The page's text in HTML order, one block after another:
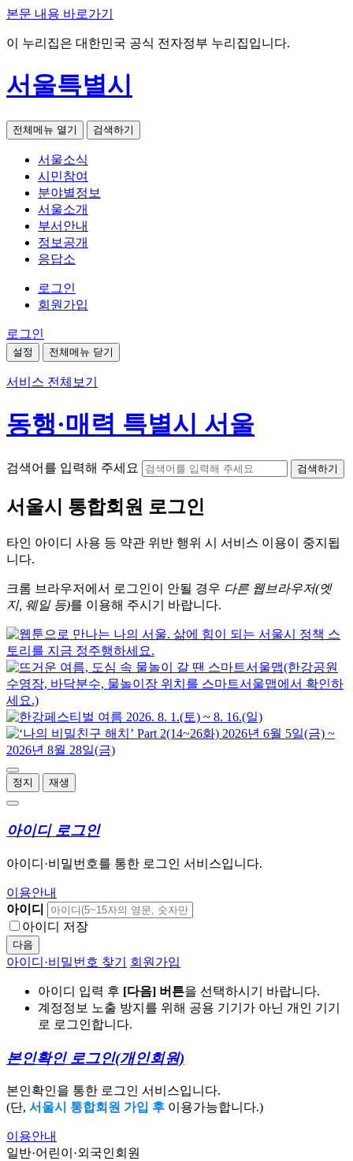
본문 내용 바로가기
이 누리집은 대한민국 공식 전자정부 누리집입니다.
서울특별시
전체메뉴 열기 검색하기
서울소식
시민참여
분야별정보
서울소개
부서안내
정보공개
응답소
로그인
회원가입
로그인
설정 전체메뉴 닫기
서비스 전체보기
동행·매력 특별시 서울
검색어를 입력해 주세요 검색하기
서울시 통합회원 로그인
타인 아이디 사용 등 약관 위반 행위 시 서비스 이용이 중지됩
니다.
크롬 브라우저에서 로그인이 안될 경우 다른 웹브라우저(엣
지, 웨일 등)를 이용해 주시기 바랍니다.
정지 재생
아이디 로그인
아이디·비밀번호를 통한 로그인 서비스입니다.
이용안내
아이디
아이디 저장
다음
아이디·비밀번호 찾기 회원가입
아이디 입력 후 [다음] 버튼을 선택하시기 바랍니다.
계정정보 노출 방지를 위해 공용 기기가 아닌 개인 기기
로 로그인합니다.
본인확인 로그인(개인회원)
본인확인을 통한 로그인 서비스입니다.
(단, 서울시 통합회원 가입 후 이용가능합니다.)
이용안내
일반·어린이·외국인회원